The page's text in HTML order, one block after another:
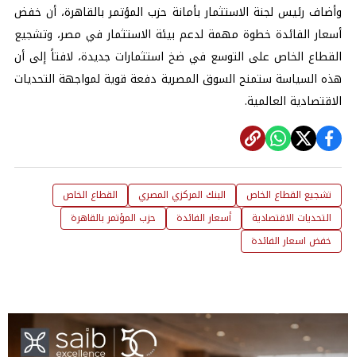
وأضاف رئيس لجنة الاستثمار بأمانة حزب المؤتمر بالقاهرة، أن خفض
أسعار الفائدة خطوة مهمة لدعم بيئة الاستثمار في مصر، وتشجيع
القطاع الخاص على التوسع في ضخ استثمارات جديدة، لافتاً إلى أن
هذه السياسة ستمنح السوق المصرية دفعة قوية لمواجهة التحديات
الاقتصادية العالمية.
تشجيع القطاع الخاص البنك المركزي المصري
القطاع الخاص
التحديات الاقتصادية
أسعار الفائدة
حزب المؤتمر بالقاهرة
خفض اسعار الفائدة